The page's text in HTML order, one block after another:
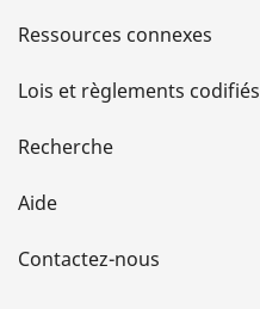
s
d
e
l
Ressources connexes
Lois et règlements codifiés
Recherche
Aide
Contactez-nous